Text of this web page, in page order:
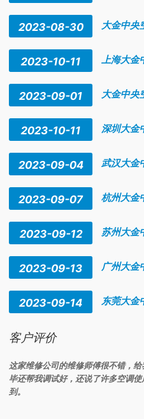
2023-08-30 大金中央
2023-10-11 上海大
2023-09-01 大金中央
2023-10-11 深圳大金
2023-09-04 武汉大金
2023-09-07 杭州大金
2023-09-12 苏州大金
2023-09-13 广州大金
2023-09-14 东莞大金
客户评价
这家维修公司的维修师傅很不错，
毕还帮我调试好，还说了许多空调
到。